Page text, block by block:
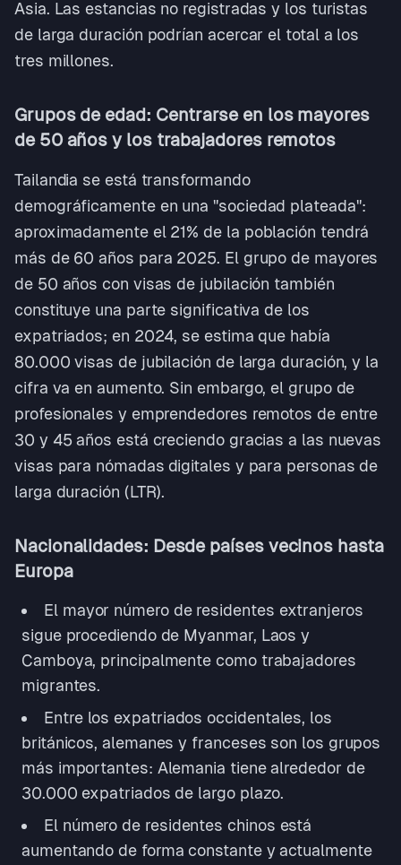
Asia. Las estancias no registradas y los turistas
de larga duración podrían acercar el total a los
tres millones.
Grupos de edad: Centrarse en los mayores
de 50 años y los trabajadores remotos
Tailandia se está transformando
demográficamente en una "sociedad plateada":
aproximadamente el 21% de la población tendrá
más de 60 años para 2025. El grupo de mayores
de 50 años con visas de jubilación también
constituye una parte significativa de los
expatriados; en 2024, se estima que había
80.000 visas de jubilación de larga duración, y la
cifra va en aumento. Sin embargo, el grupo de
profesionales y emprendedores remotos de entre
30 y 45 años está creciendo gracias a las nuevas
visas para nómadas digitales y para personas de
larga duración (LTR).
Nacionalidades: Desde países vecinos hasta
Europa
El mayor número de residentes extranjeros
sigue procediendo de Myanmar, Laos y
Camboya, principalmente como trabajadores
migrantes.
Entre los expatriados occidentales, los
británicos, alemanes y franceses son los grupos
más importantes: Alemania tiene alrededor de
30.000 expatriados de largo plazo.
El número de residentes chinos está
aumentando de forma constante y actualmente